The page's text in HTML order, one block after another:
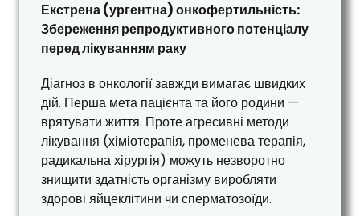
Екстрена (ургентна) онкофертильність:
Збереження репродуктивного потенціалу
перед лікуванням раку
Діагноз в онкології завжди вимагає швидких
дій. Перша мета пацієнта та його родини —
врятувати життя. Проте агресивні методи
лікування (хіміотерапія, променева терапія,
радикальна хірургія) можуть незворотно
знищити здатність організму виробляти
здорові яйцеклітини чи сперматозоїди.